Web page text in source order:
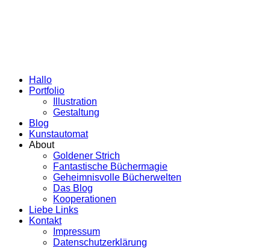
Hallo
Portfolio
Illustration
Gestaltung
Blog
Kunstautomat
About
Goldener Strich
Fantastische Büchermagie
Geheimnisvolle Bücherwelten
Das Blog
Kooperationen
Liebe Links
Kontakt
Impressum
Datenschutzerklärung